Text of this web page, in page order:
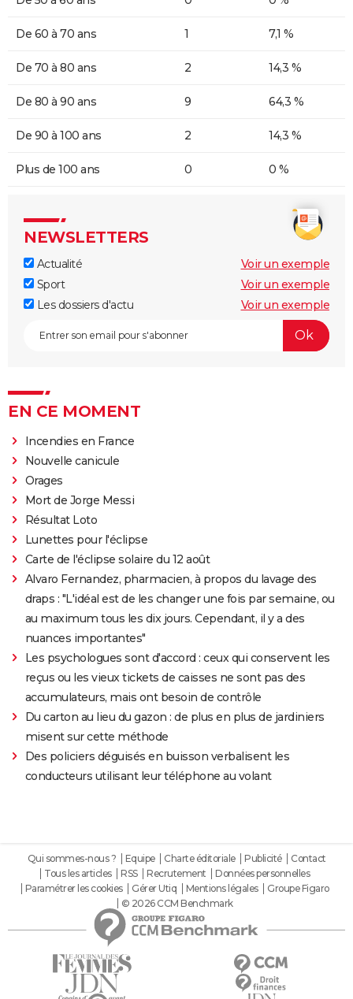
De 60 à 70 ans 1 7,1 %
De 70 à 80 ans 2 14,3 %
De 80 à 90 ans 9 64,3 %
De 90 à 100 ans 2 14,3 %
Plus de 100 ans 0 0 %
NEWSLETTERS
Actualité
Voir un exemple
Sport
Voir un exemple
Les dossiers d'actu
Voir un exemple
EN CE MOMENT
Incendies en France
Nouvelle canicule
Orages
Mort de Jorge Messi
Résultat Loto
Lunettes pour l'éclipse
Carte de l'éclipse solaire du 12 août
Alvaro Fernandez, pharmacien, à propos du lavage des
draps : "L'idéal est de les changer une fois par semaine, ou
au maximum tous les dix jours. Cependant, il y a des
nuances importantes"
Les psychologues sont d'accord : ceux qui conservent les
reçus ou les vieux tickets de caisses ne sont pas des
accumulateurs, mais ont besoin de contrôle
Du carton au lieu du gazon : de plus en plus de jardiniers
misent sur cette méthode
Des policiers déguisés en buisson verbalisent les
conducteurs utilisant leur téléphone au volant
Qui sommes-nous ? Equipe Charte éditoriale Publicité
Contact
Tous les articles
RSS Recrutement
Données personnelles
Paramétrer les cookies
Gérer Utiq Mentions légales
Groupe Figaro
© 2026 CCM Benchmark